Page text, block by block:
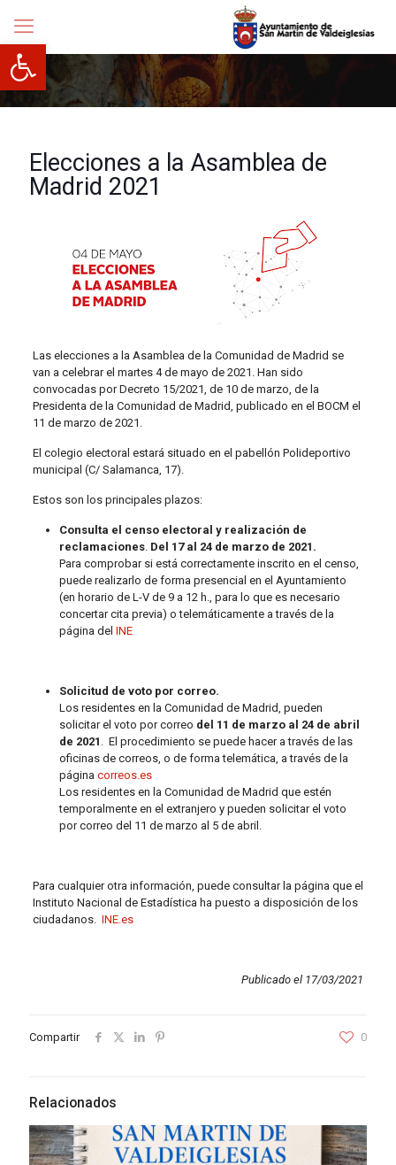
Abrir barra de herramientas
Elecciones a la Asamblea de
Madrid 2021
Las elecciones a la Asamblea de la Comunidad de Madrid se
van a celebrar el martes 4 de mayo de 2021. Han sido
convocadas por Decreto 15/2021, de 10 de marzo, de la
Presidenta de la Comunidad de Madrid, publicado en el BOCM el
11 de marzo de 2021.
El colegio electoral estará situado en el pabellón Polideportivo
municipal (C/ Salamanca, 17).
Estos son los principales plazos:
Consulta el censo electoral y realización de
reclamaciones. Del 17 al 24 de marzo de 2021.
Para comprobar si está correctamente inscrito en el censo,
puede realizarlo de forma presencial en el Ayuntamiento
(en horario de L-V de 9 a 12 h., para lo que es necesario
concertar cita previa) o telemáticamente a través de la
página del INE
Solicitud de voto por correo.
Los residentes en la Comunidad de Madrid, pueden
solicitar el voto por correo del 11 de marzo al 24 de abril
de 2021 . El procedimiento se puede hacer a través de las
oficinas de correos, o de forma telemática, a través de la
página correos.es
Los residentes en la Comunidad de Madrid que estén
temporalmente en el extranjero y pueden solicitar el voto
por correo del 11 de marzo al 5 de abril.
Para cualquier otra información, puede consultar la página que el
Instituto Nacional de Estadística ha puesto a disposición de los
ciudadanos. INE.es
Publicado el 17/03/2021
Compartir 0
Relacionados